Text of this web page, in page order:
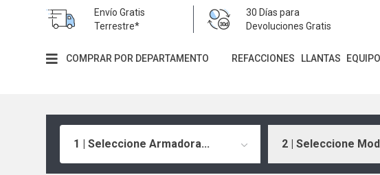
Envío Gratis
Terrestre*
30 Días para
Devoluciones Gratis
COMPRAR POR DEPARTAMENTO REFACCIONES LLANTAS
1 | Seleccione Armadora... 2 | Seleccione